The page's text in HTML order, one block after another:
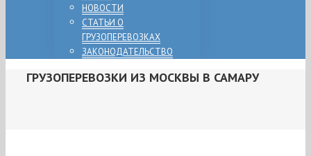
НОВОСТИ
СТАТЬИ О
ГРУЗОПЕРЕВОЗКАХ
ЗАКОНОДАТЕЛЬСТВО
ГРУЗОПЕРЕВОЗКИ ИЗ МОСКВЫ В САМАРУ